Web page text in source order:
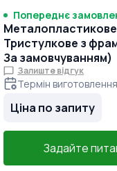
Попереднє
Металопластикове
Тристулкове з
За замовчуванням)
Залиште відгук
Термін виготовлення
Ціна по запиту
Задайте